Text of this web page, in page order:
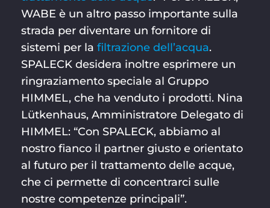
WABE è un altro passo importante sulla
strada per diventare un fornitore di
sistemi per la filtrazione dell’acqua.
SPALECK desidera inoltre esprimere un
ringraziamento speciale al Gruppo
HIMMEL, che ha venduto i prodotti. Nina
Lütkenhaus, Amministratore Delegato di
HIMMEL: “Con SPALECK, abbiamo al
nostro fianco il partner giusto e orientato
al futuro per il trattamento delle acque,
che ci permette di concentrarci sulle
nostre competenze principali”.